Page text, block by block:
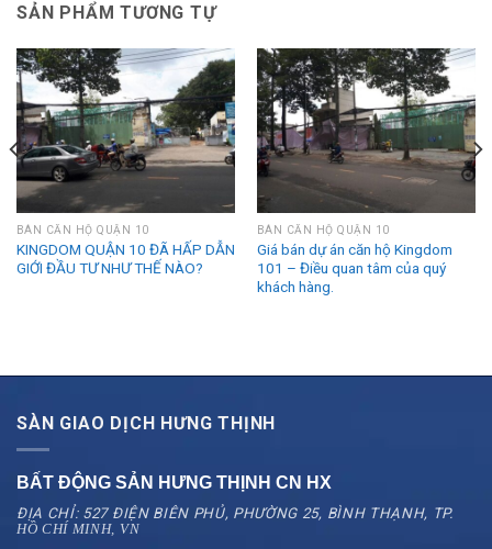
SẢN PHẨM TƯƠNG TỰ
BÁN CĂN HỘ QUẬN 10
KINGDOM QUẬN 10 ĐÃ HẤP DẪN
GIỚI ĐẦU TƯ NHƯ THẾ NÀO?
BÁN CĂN HỘ QUẬN 10
Giá bán dự án căn hộ Kingdom
101 – Điều quan tâm của quý
khách hàng.
SÀN GIAO DỊCH HƯNG THỊNH
BẤT ĐỘNG SẢN HƯNG THỊNH CN HX
ĐỊA CHỈ: 527 ĐIỆN BIÊN PHỦ, PHƯỜNG 25, BÌNH THẠNH, TP.
HỒ CHÍ MINH, VN